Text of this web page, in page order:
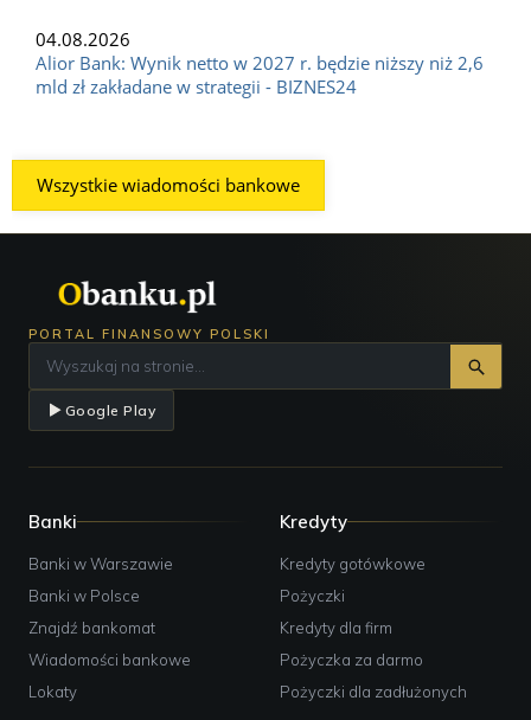
04.08.2026
Alior Bank: Wynik netto w 2027 r. będzie niższy niż 2,6
mld zł zakładane w strategii - BIZNES24
Wszystkie wiadomości bankowe
PORTAL FINANSOWY POLSKI
Google Play
Banki
Banki w Warszawie
Banki w Polsce
Znajdź bankomat
Wiadomości bankowe
Lokaty
Kredyty
Kredyty gotówkowe
Pożyczki
Kredyty dla firm
Pożyczka za darmo
Pożyczki dla zadłużonych